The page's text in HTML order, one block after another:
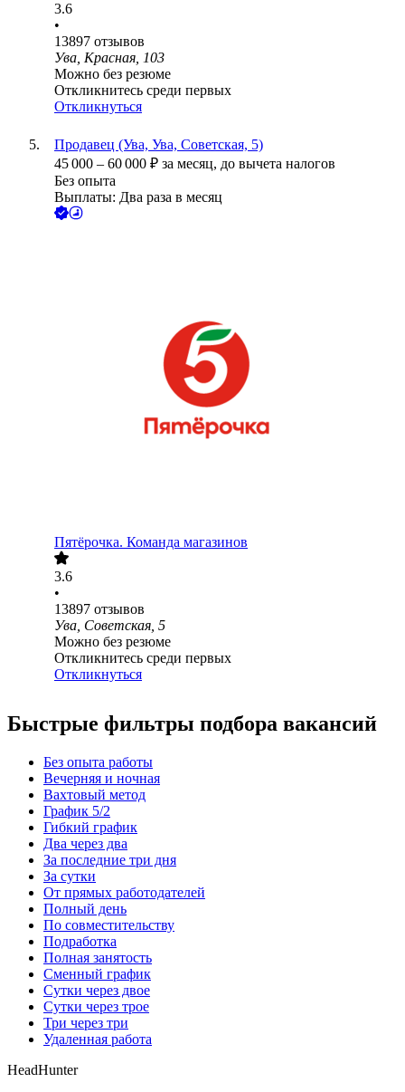
3.6
•
13897 отзывов
Ува, Красная, 103
Можно без резюме
Откликнитесь среди первых
Откликнуться
Продавец (Ува, Ува, Советская, 5)
45 000 – 60 000 ₽ за месяц, до вычета налогов
Без опыта
Выплаты: Два раза в месяц
Пятёрочка. Команда магазинов
3.6
•
13897 отзывов
Ува, Советская, 5
Можно без резюме
Откликнитесь среди первых
Откликнуться
Быстрые фильтры подбора вакансий
Без опыта работы
Вечерняя и ночная
Вахтовый метод
График 5/2
Гибкий график
Два через два
За последние три дня
За сутки
От прямых работодателей
Полный день
По совместительству
Подработка
Полная занятость
Сменный график
Сутки через двое
Сутки через трое
Три через три
Удаленная работа
HeadHunter